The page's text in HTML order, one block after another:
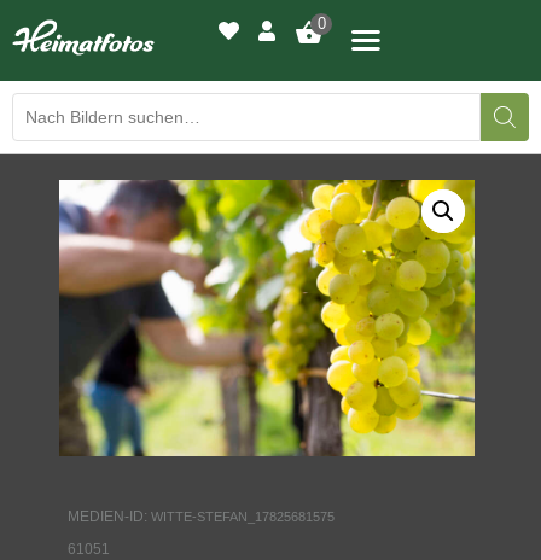
0
BILDERGALERIE
DRUCKQUALITÄTEN
LED-LEUCHTBILDER
WIR DRUCKEN IHR BILD
AUSSTELLUNGEN
KONTAKT
MEDIEN-ID: WITTE-STEFAN_17825681575
61051